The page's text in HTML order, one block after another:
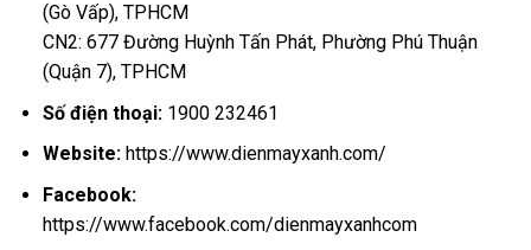
(Gò Vấp), TPHCM
CN2: 677 Đường Huỳnh Tấn Phát, Phường Phú Thuận
(Quận 7), TPHCM
Số điện thoại:1900 232461
Website:https://www.dienmayxanh.com/
Facebook:
https://www.facebook.com/dienmayxanhcom